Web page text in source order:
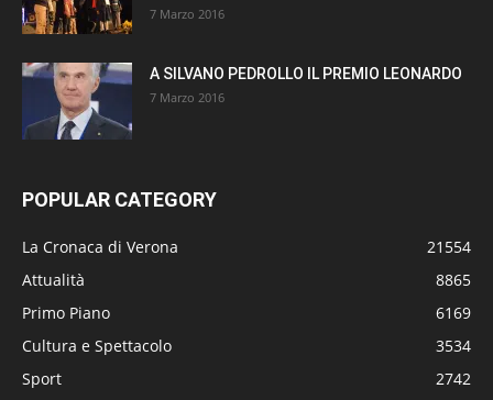
7 Marzo 2016
A SILVANO PEDROLLO IL PREMIO LEONARDO
7 Marzo 2016
POPULAR CATEGORY
La Cronaca di Verona
21554
Attualità
8865
Primo Piano
6169
Cultura e Spettacolo
3534
Sport
2742